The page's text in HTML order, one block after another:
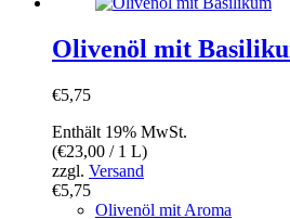
Olivenöl mit
€5,75
Enthält 19% MwSt.
(€23,00 / 1 L)
zzgl. Versand
€5,75
Olivenöl mit Aroma